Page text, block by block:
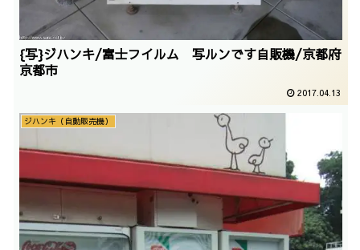
{写}ジハンキ/富士フイルム 写ルンです自販機/京都府
京都市
2017.04.13
ジハンキ（自動販売機）